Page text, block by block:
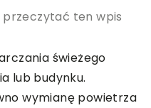
przeczytać ten wpis
świeżego
lub budynku.
wymianę powietrza